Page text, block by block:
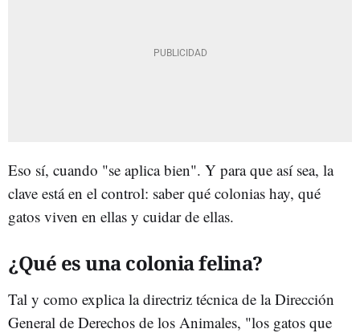
Eso sí, cuando "se aplica bien". Y para que así sea, la
clave está en el control: saber qué colonias hay, qué
gatos viven en ellas y cuidar de ellas.
¿Qué es una colonia felina?
Tal y como explica la directriz técnica de la Dirección
General de Derechos de los Animales, "los gatos que